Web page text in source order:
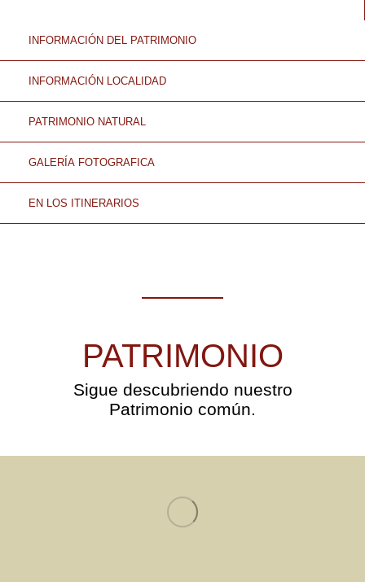
INFORMACIÓN DEL PATRIMONIO
INFORMACIÓN LOCALIDAD
PATRIMONIO NATURAL
GALERÍA FOTOGRAFICA
EN LOS ITINERARIOS
PATRIMONIO
Sigue descubriendo nuestro
Patrimonio común.